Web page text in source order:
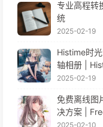
专业高程转
统
2025-02-19
Histime时
轴相册 |
2025-02-19
免费离线图
决方案 |
2025-02-10